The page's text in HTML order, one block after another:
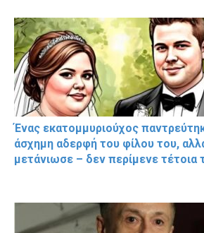
Ένας εκατομμυριούχος
άσχημη αδερφή του φίλου του,
μετάνιωσε – δεν περίμενε τέτοια